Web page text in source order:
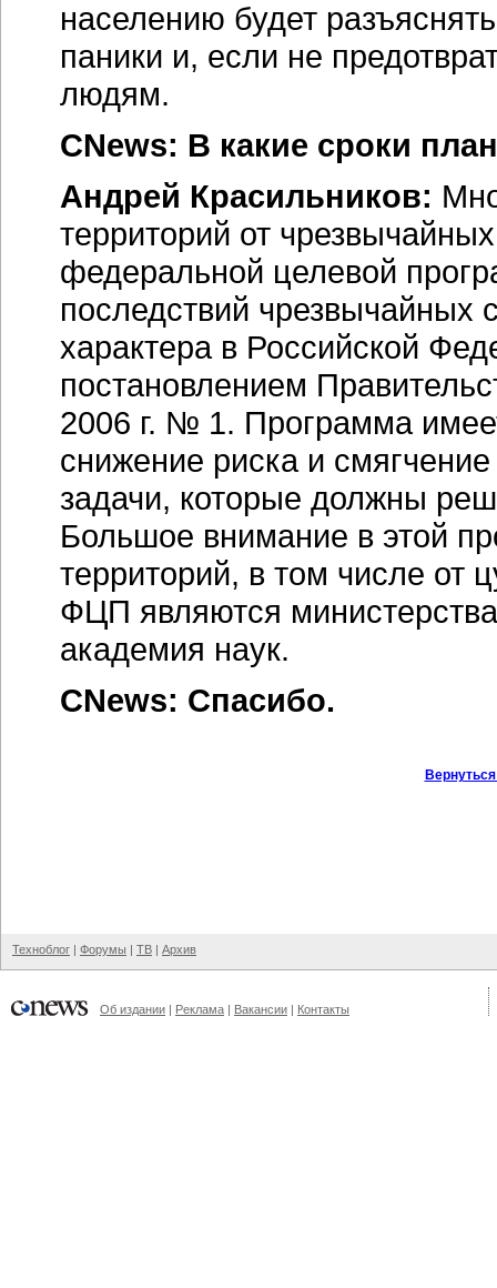
населению будет
паники и, если не
людям.
CNews: В какие сроки
Андрей Красильников:
территорий от
федеральной целевой
последствий чрезвычайных
характера в Российской
постановлением
2006 г. № 1. Программа
снижение риска и
задачи, которые должны
Большое внимание в этой
территорий, в том числе от
ФЦП являются
академия наук.
CNews: Спасибо.
Техноблог | Форумы | ТВ | Архив
Об издании | Реклама | Вакансии | Контакты